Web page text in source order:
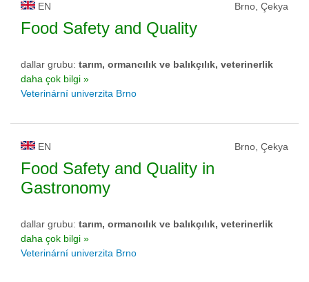
EN Brno, Çekya
Food Safety and Quality
dallar grubu: tarım, ormancılık ve balıkçılık, veterinerlik
daha çok bilgi »
Veterinární univerzita Brno
EN Brno, Çekya
Food Safety and Quality in
Gastronomy
dallar grubu: tarım, ormancılık ve balıkçılık, veterinerlik
daha çok bilgi »
Veterinární univerzita Brno